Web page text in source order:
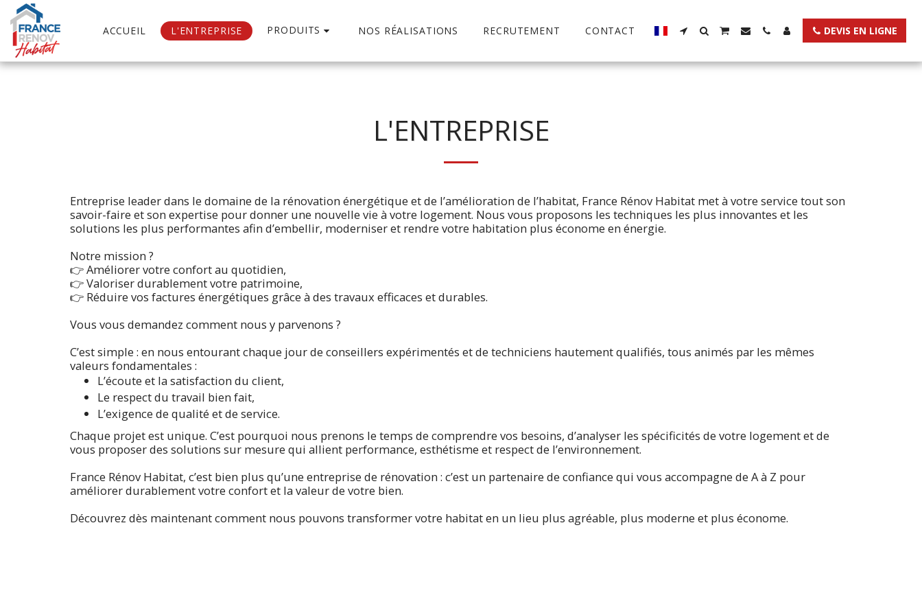
ACCUEIL L'ENTREPRISE PRODUITS NOS RÉALISATIONS RECRUTEMENT CONTACT DEVIS EN LIGNE
L'ENTREPRISE
Entreprise leader dans le domaine de la rénovation énergétique et de l’amélioration de l’habitat, France Rénov Habitat met à votre service tout son
savoir-faire et son expertise pour donner une nouvelle vie à votre logement. Nous vous proposons les techniques les plus innovantes et les
solutions les plus performantes afin d’embellir, moderniser et rendre votre habitation plus économe en énergie.
Notre mission ?
👉 Améliorer votre confort au quotidien,
👉 Valoriser durablement votre patrimoine,
👉 Réduire vos factures énergétiques grâce à des travaux efficaces et durables.
Vous vous demandez comment nous y parvenons ?
C’est simple : en nous entourant chaque jour de conseillers expérimentés et de techniciens hautement qualifiés, tous animés par les mêmes
valeurs fondamentales :
L’écoute et la satisfaction du client,
Le respect du travail bien fait,
L’exigence de qualité et de service.
Chaque projet est unique. C’est pourquoi nous prenons le temps de comprendre vos besoins, d’analyser les spécificités de votre logement et de
vous proposer des solutions sur mesure qui allient performance, esthétisme et respect de l’environnement.
France Rénov Habitat, c’est bien plus qu’une entreprise de rénovation : c’est un partenaire de confiance qui vous accompagne de A à Z pour
améliorer durablement votre confort et la valeur de votre bien.
Découvrez dès maintenant comment nous pouvons transformer votre habitat en un lieu plus agréable, plus moderne et plus économe.